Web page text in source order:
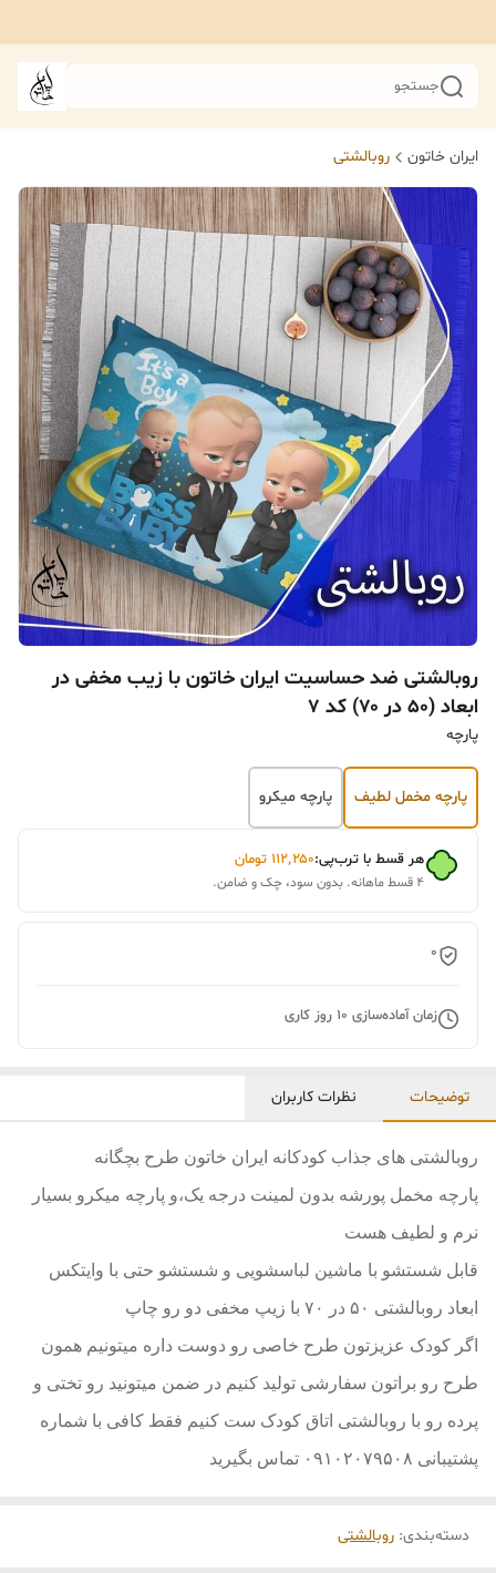
جستجو
ایران خاتون روبالشتی
روبالشتی ضد حساسیت ایران خاتون با زیب مخفی در
ابعاد (۵۰ در ۷۰) کد ۷
پارچه
پارچه مخمل لطیف پارچه میکرو
هر قسط با ترب‌پی:۱۱۲٬۲۵۰ تومان
۴ قسط ماهانه. بدون سود، چک و ضامن.
0
زمان آماده‌سازی 10 روز کاری
توضیحات نظرات کاربران
روبالشتی های جذاب کودکانه ایران خاتون طرح بچگانه
پارچه مخمل پورشه بدون لمینت درجه یک،و پارچه میکرو بسیار
نرم و لطیف هست
قابل شستشو با ماشین لباسشویی و شستشو حتی با وایتکس
ابعاد روبالشتی ۵۰ در ۷۰ با زیپ مخفی دو رو چاپ
اگر کودک عزیزتون طرح خاصی رو دوست داره میتونیم همون
طرح رو براتون سفارشی تولید کنیم در ضمن میتونید رو تختی و
پرده رو با روبالشتی اتاق کودک ست کنیم فقط کافی با شماره
پشتیبانی ۰۹۱۰۲۰۷۹۵۰۸ تماس بگیرید
دسته‌بندی: روبالشتی